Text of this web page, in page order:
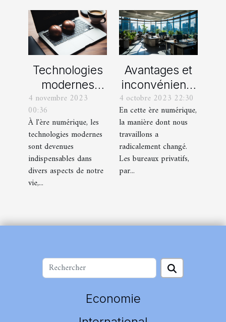
Technologies
modernes
utilisées pour
le processus
de visa pour la
Chine
4 novembre 2023
00:36
À l'ère numérique, les
technologies modernes
sont devenues
indispensables dans
divers aspects de notre
vie,...
Avantages et
inconvénients
de la location
de bureaux
privatifs à l'ère
du numérique
4 octobre 2023 22:30
En cette ère numérique,
la manière dont nous
travaillons a
radicalement changé.
Les bureaux privatifs,
par...
Economie